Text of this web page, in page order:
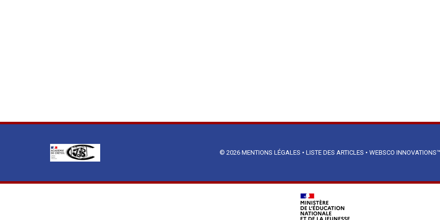
© 2026 MENTIONS LÉGALES • LISTE DES ARTICLES • WEBSCO INNOVATIONS™